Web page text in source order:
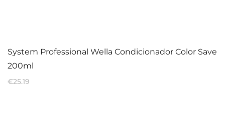
System Professional Wella Condicionador Color Save
200ml
€25.19